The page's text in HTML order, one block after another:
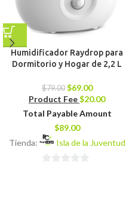
Humidificador Raydrop para
Dormitorio y Hogar de 2,2 L
$79.00 $69.00
Product Fee$20.00
Total Payable Amount
$89.00
Tienda:
Isla de la Juventud